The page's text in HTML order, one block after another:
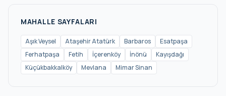
MAHALLE SAYFALARI
Aşık Veysel Ataşehir Atatürk Barbaros
Esatpaşa
Ferhatpaşa
Fetih İçerenköy İnönü
Kayışdağı
Küçükbakkalköy
Mevlana Mimar Sinan